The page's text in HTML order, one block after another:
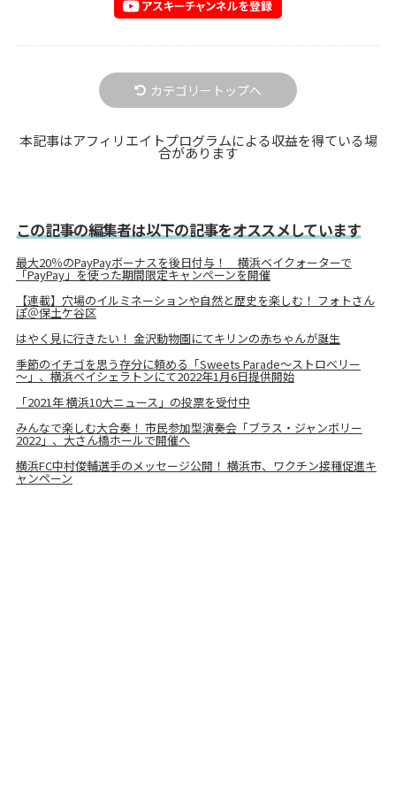
カテゴリートップへ
本記事はアフィリエイトプログラムによる収益を得ている場
合があります
この記事の編集者は以下の記事をオススメしています
最大20％のPayPayボーナスを後日付与！ 横浜ベイクォーターで
「PayPay」を使った期間限定キャンペーンを開催
【連載】穴場のイルミネーションや自然と歴史を楽しむ！ フォトさん
ぽ＠保土ケ谷区
はやく見に行きたい！ 金沢動物園にてキリンの赤ちゃんが誕生
季節のイチゴを思う存分に頼める「Sweets Parade～ストロベリー
～」、横浜ベイシェラトンにて2022年1月6日提供開始
「2021年 横浜10大ニュース」の投票を受付中
みんなで楽しむ大合奏！ 市民参加型演奏会「ブラス・ジャンボリー
2022」、大さん橋ホールで開催へ
横浜FC中村俊輔選手のメッセージ公開！ 横浜市、ワクチン接種促進キ
ャンペーン